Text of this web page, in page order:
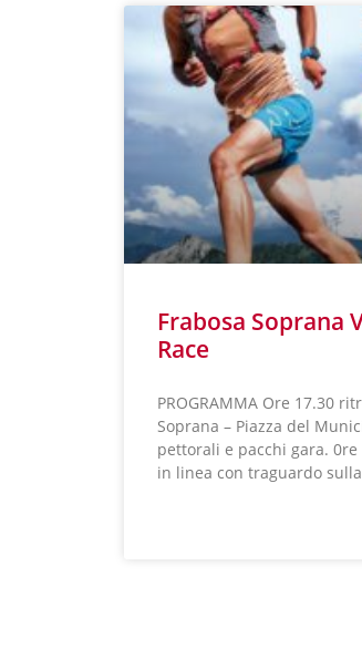
Frabosa Soprana
Race
PROGRAMMA Ore 17.30
Soprana – Piazza del
pettorali e pacchi gara. 0re
in linea con traguardo sulla